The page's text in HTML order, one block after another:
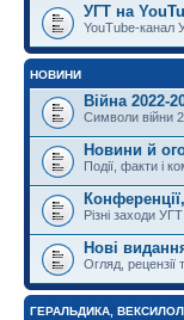
УГТ на
YouTube-канал
НОВИНИ
Війна 2022-
Символи війни
Новини й
Події, факти і
Різні заходи
Нові
Огляд,
ГЕРАЛЬДИКА,